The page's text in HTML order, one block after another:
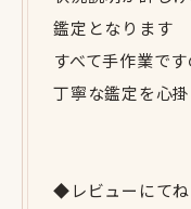
鑑定となります
すべて手作業で
丁寧な鑑定を心
◆レビューにてね